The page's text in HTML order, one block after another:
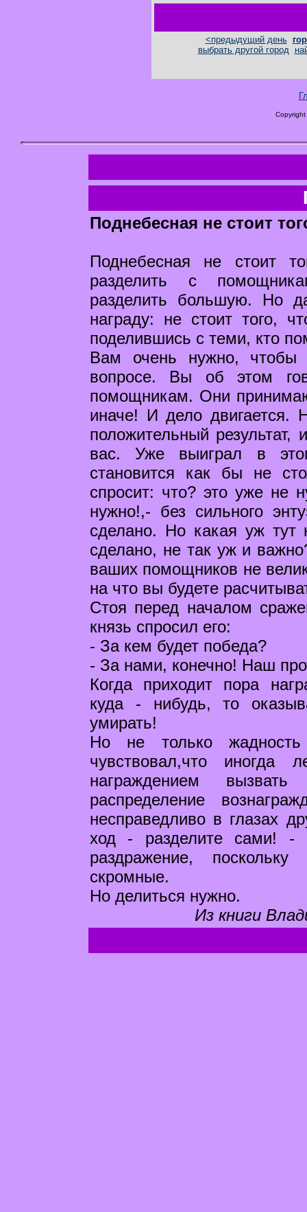
<предыдущий день
выбрать другой город
Поднебесная не стоит
Поднебесная не стоит
разделить с
разделить большую. Но
награду: не стоит того,
поделившись с теми, кто
Вам очень нужно,
вопросе. Вы об этом
помощникам. Они
иначе! И дело двигается.
положительный
вас. Уже выиграл в
становится как бы не
спросит: что? это уже не
нужно!,- без сильного
сделано. Но какая уж тут
сделано, не так уж и
ваших помощников не
на что вы будете
Стоя перед началом
князь спросил его:
- За кем будет победа?
- За нами, конечно! Наш
Когда приходит пора
куда - нибудь, то
умирать!
Но не только
чувствовал,что иногда
награждением
распределение
несправедливо в глазах
ход - разделите сами! -
раздражение,
скромные.
Но делиться нужно.
Из книги